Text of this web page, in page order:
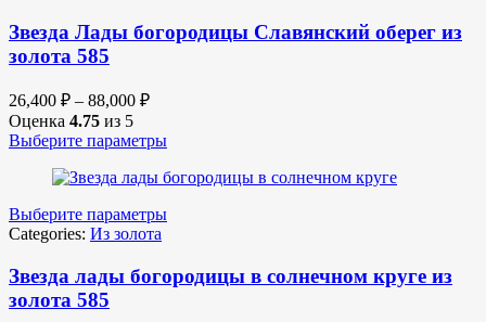
Звезда Лады богородицы Славянский оберег из
золота 585
26,400 ₽ – 88,000 ₽
Оценка 4.75 из 5
Выберите параметры
Выберите параметры
Categories: Из золота
Звезда лады богородицы в солнечном круге из
золота 585